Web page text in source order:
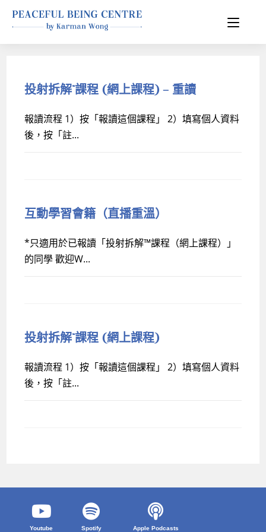
投射拆解™課程 (網上課程) – 重讀
報讀流程 1）按「報讀這個課程」 2）填寫個人資料
後，按「註...
互動學習會籍（直播重溫）
*只適用於已報讀「投射拆解™課程（網上課程）」
的同學 歡迎W...
投射拆解™課程 (網上課程)
報讀流程 1）按「報讀這個課程」 2）填寫個人資料
後，按「註...
Youtube Spotify Apple Podcasts